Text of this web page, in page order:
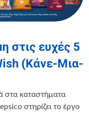
στις ευχές 5
(Κάνε-Μια-
στα καταστήματα
στηρίζει το έργο